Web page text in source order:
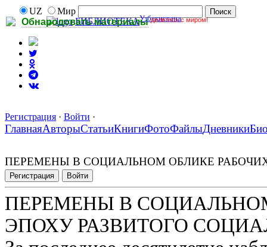
Обнародовать материалы делитесь с миром!
UZ
Мир
БИБЛИОТЕКАУзбекистана
Регистрация · Войти ·
ГлавнаяАвторыСтатьиКнигиФотоФайлыДневники
ПЕРЕМЕНЫ В СОЦИАЛЬНОМ ОБЛИКЕ
Регистрация Войти
ПЕРЕМЕНЫ В
ЭПОХУ РАЗВИТОГО